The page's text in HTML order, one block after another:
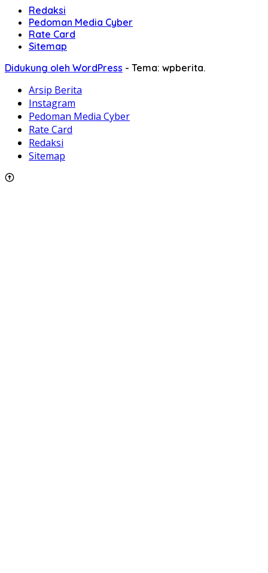
Redaksi
Pedoman Media Cyber
Rate Card
Sitemap
Didukung oleh WordPress - Tema: wpberita.
Arsip Berita
Instagram
Pedoman Media Cyber
Rate Card
Redaksi
Sitemap